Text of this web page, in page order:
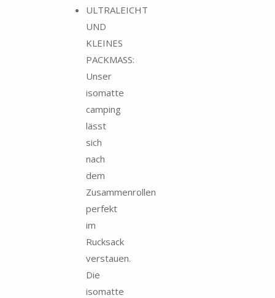
ULTRALEICHT
UND
KLEINES
PACKMASS:
Unser
isomatte
camping
lässt
sich
nach
dem
Zusammenrollen
perfekt
im
Rucksack
verstauen.
Die
isomatte